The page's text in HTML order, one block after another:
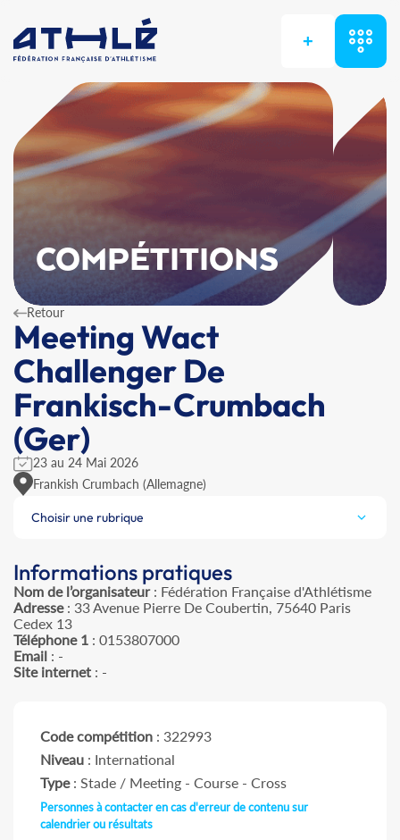
+
COMPÉTITIONS
Retour
Meeting Wact
Challenger De
Frankisch-Crumbach
(Ger)
23 au 24 Mai 2026
Frankish Crumbach (Allemagne)
Choisir une rubrique
Informations pratiques
Nom de l’organisateur: Fédération Française d'Athlétisme
Adresse: 33 Avenue Pierre De Coubertin, 75640 Paris
Cedex 13
Téléphone 1 : 0153807000
Email : -
Site internet : -
Code compétition : 322993
Niveau : International
Type: Stade / Meeting - Course - Cross
Personnes à contacter en cas d'erreur de contenu sur
calendrier ou résultats